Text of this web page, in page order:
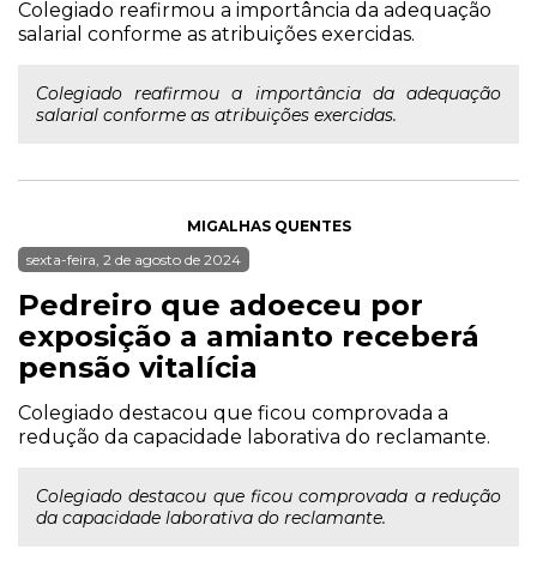
Colegiado reafirmou a importância da adequação
salarial conforme as atribuições exercidas.
Colegiado reafirmou a importância da adequação
salarial conforme as atribuições exercidas.
MIGALHAS QUENTES
sexta-feira, 2 de agosto de 2024
Pedreiro que adoeceu por
exposição a amianto receberá
pensão vitalícia
Colegiado destacou que ficou comprovada a
redução da capacidade laborativa do reclamante.
Colegiado destacou que ficou comprovada a redução
da capacidade laborativa do reclamante.